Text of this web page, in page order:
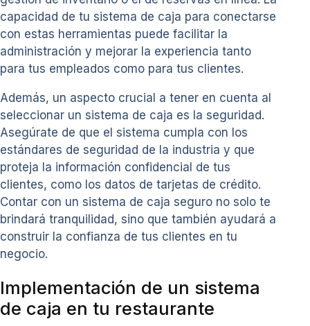
capacidad de tu sistema de caja para conectarse
con estas herramientas puede facilitar la
administración y mejorar la experiencia tanto
para tus empleados como para tus clientes.
Además, un aspecto crucial a tener en cuenta al
seleccionar un sistema de caja es la seguridad.
Asegúrate de que el sistema cumpla con los
estándares de seguridad de la industria y que
proteja la información confidencial de tus
clientes, como los datos de tarjetas de crédito.
Contar con un sistema de caja seguro no solo te
brindará tranquilidad, sino que también ayudará a
construir la confianza de tus clientes en tu
negocio.
Implementación de un sistema
de caja en tu restaurante